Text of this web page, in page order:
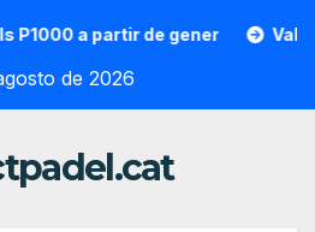
a partir de gener Vallon
de 2026